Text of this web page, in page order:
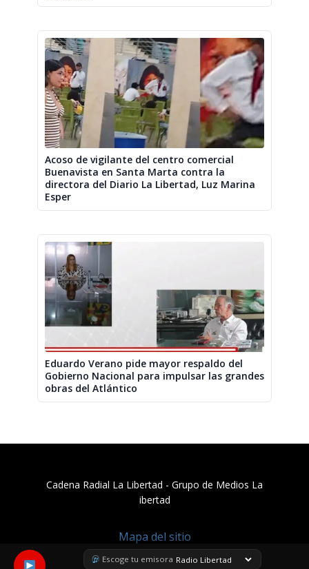
Acoso de vigilante del centro comercial
Buenavista en Santa Marta contra la
directora del Diario La Libertad, Luz Marina
Esper
Eduardo Verano pide mayor respaldo del
Gobierno Nacional para impulsar las grandes
obras del Atlántico
Escoge tu emisora
Cadena Radial La Libertad​ - Grupo de Medios La
ibertad
Mapa del sitio